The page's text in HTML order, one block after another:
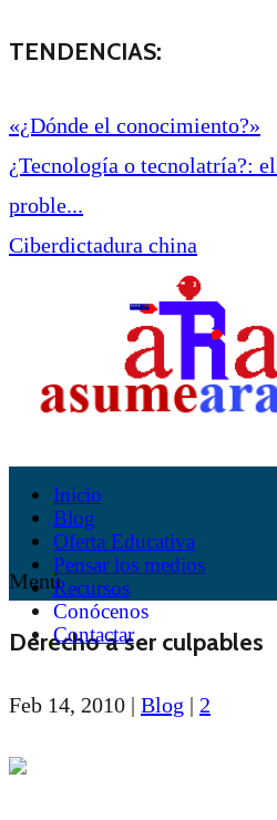
TENDENCIAS:
«¿Dónde el conocimiento?»
¿Tecnología o tecnolatría?:
proble...
Ciberdictadura china
Inicio
Blog
Oferta Educativa
Pensar los medios
Recursos
Conócenos
Contactar
Menú
Derecho a ser culpables
Feb 14, 2010 | Blog | 2